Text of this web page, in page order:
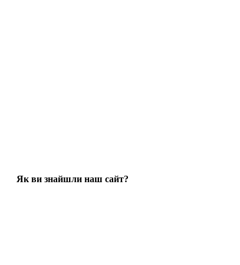
Як ви знайшли наш сайт?